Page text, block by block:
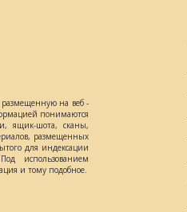
на веб -
понимаются
ящик-шота, сканы,
размещенных
для индексации
использованием
и тому подобное.